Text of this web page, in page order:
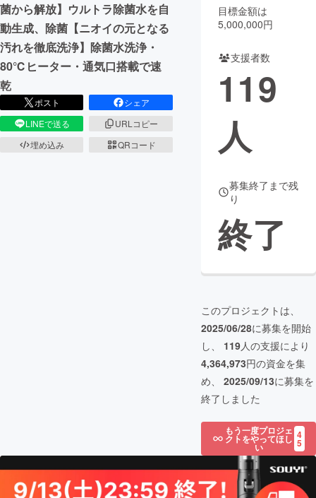
CAMPFIREふるさと納税machi-ya コミュニティ
菌から解放】ウルトラ除菌水を自
動生成、除菌【ニオイの元となる
汚れを徹底洗浄】除菌水洗浄・
80℃ヒーター・通気口搭載で速
乾
ポスト
シェア
LINEで送る
URLコピー
埋め込み
QRコード
目標金額は
5,000,000円
支援者数
119
人
募集終了まで残
り
終了
このプロジェクトは、
2025/06/28に募集を開始
し、 119人の支援により
4,364,973円の資金を集
め、 2025/09/13に募集を
終了しました
もう一度プロジェ
クトをやってほし
い
4
5